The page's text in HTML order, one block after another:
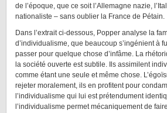
de l’époque, que ce soit l’Allemagne nazie,
nationaliste – sans oublier la France de Pétain.
Dans l’extrait ci-dessous, Popper analyse la
d’individualisme, que beaucoup s’ingénient à
passer pour quelque chose d’infâme. La
la société ouverte est subtile. Ils assimilent
comme étant une seule et même chose.
rejeter moralement, ils en profitent pour
l’individualisme qui lui est prétendument
l’individualisme permet mécaniquement de